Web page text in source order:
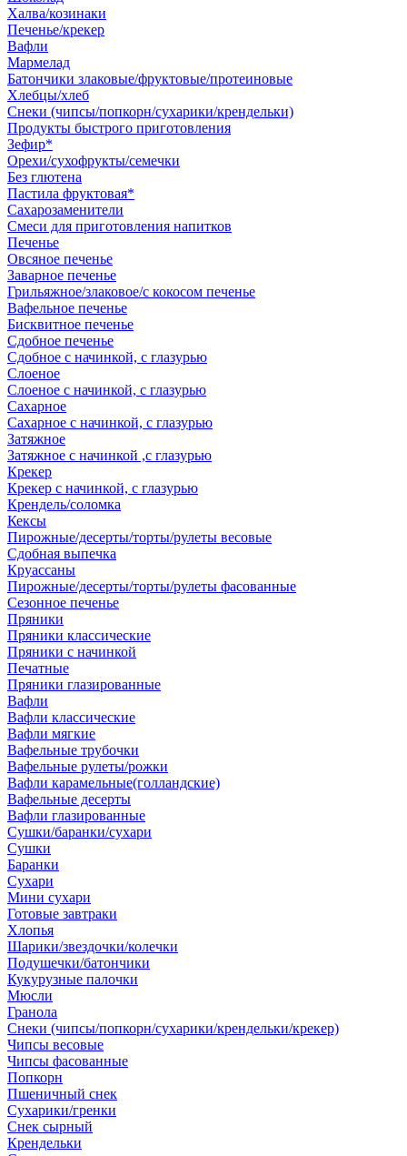
Халва/козинаки
Печенье/крекер
Вафли
Мармелад
Батончики злаковые/фруктовые/протеиновые
Хлебцы/хлеб
Снеки (чипсы/попкорн/сухарики/крендельки)
Продукты быстрого приготовления
Зефир*
Орехи/сухофрукты/семечки
Без глютена
Пастила фруктовая*
Сахарозаменители
Смеси для приготовления напитков
Печенье
Овсяное печенье
Заварное печенье
Грильяжное/злаковое/с кокосом печенье
Вафельное печенье
Бисквитное печенье
Сдобное печенье
Сдобное с начинкой, с глазурью
Слоеное
Слоеное с начинкой, с глазурью
Сахарное
Сахарное с начинкой, с глазурью
Затяжное
Затяжное с начинкой ,с глазурью
Крекер
Крекер с начинкой, с глазурью
Крендель/соломка
Кексы
Пирожные/десерты/торты/рулеты весовые
Сдобная выпечка
Круассаны
Пирожные/десерты/торты/рулеты фасованные
Сезонное печенье
Пряники
Пряники классические
Пряники с начинкой
Печатные
Пряники глазированные
Вафли
Вафли классические
Вафли мягкие
Вафельные трубочки
Вафельные рулеты/рожки
Вафли карамельные(голландские)
Вафельные десерты
Вафли глазированные
Сушки/баранки/сухари
Сушки
Баранки
Сухари
Мини сухари
Готовые завтраки
Хлопья
Шарики/звездочки/колечки
Подушечки/батончики
Кукурузные палочки
Мюсли
Гранола
Снеки (чипсы/попкорн/сухарики/крендельки/крекер)
Чипсы весовые
Чипсы фасованные
Попкорн
Пшеничный снек
Сухарики/гренки
Снек сырный
Крендельки